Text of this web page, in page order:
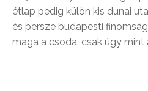
étlap pedig külön kis dunai
és persze budapesti
maga a csoda, csak úgy mint